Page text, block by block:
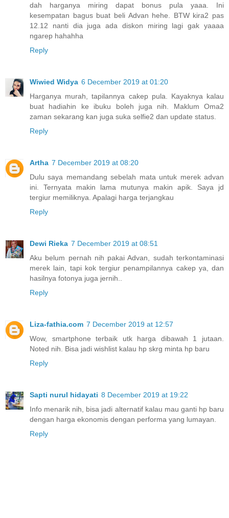
dah harganya miring dapat bonus pula yaaa. Ini
kesempatan bagus buat beli Advan hehe. BTW kira2 pas
12.12 nanti dia juga ada diskon miring lagi gak yaaaa
ngarep hahahha
Reply
Wiwied Widya 6 December 2019 at 01:20
Harganya murah, tapilannya cakep pula. Kayaknya kalau
buat hadiahin ke ibuku boleh juga nih. Maklum Oma2
zaman sekarang kan juga suka selfie2 dan update status.
Reply
Artha 7 December 2019 at 08:20
Dulu saya memandang sebelah mata untuk merek advan
ini. Ternyata makin lama mutunya makin apik. Saya jd
tergiur memiliknya. Apalagi harga terjangkau
Reply
Dewi Rieka 7 December 2019 at 08:51
Aku belum pernah nih pakai Advan, sudah terkontaminasi
merek lain, tapi kok tergiur penampilannya cakep ya, dan
hasilnya fotonya juga jernih..
Reply
Liza-fathia.com 7 December 2019 at 12:57
Wow, smartphone terbaik utk harga dibawah 1 jutaan.
Noted nih. Bisa jadi wishlist kalau hp skrg minta hp baru
Reply
Sapti nurul hidayati 8 December 2019 at 19:22
Info menarik nih, bisa jadi alternatif kalau mau ganti hp baru
dengan harga ekonomis dengan performa yang lumayan.
Reply